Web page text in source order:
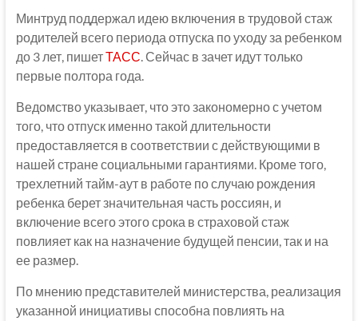
Минтруд поддержал идею включения в трудовой стаж
родителей всего периода отпуска по уходу за ребенком
до 3 лет, пишетТАСС. Сейчас в зачет идут только
первые полтора года.
Ведомство указывает, что это закономерно с учетом
того, что отпуск именно такой длительности
предоставляется в соответствии с действующими в
нашей стране социальными гарантиями. Кроме того,
трехлетний тайм-аут в работе по случаю рождения
ребенка берет значительная часть россиян, и
включение всего этого срока в страховой стаж
повлияет как на назначение будущей пенсии, так и на
ее размер.
По мнению представителей министерства, реализация
указанной инициативы способна повлиять на